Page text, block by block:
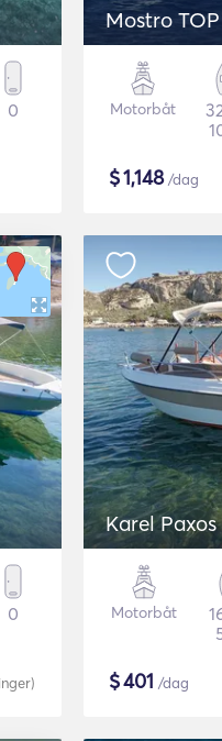
0
Mostro
Motorbåt
$1,148/dag
0
)
Karel
Motorbåt
$401 /dag